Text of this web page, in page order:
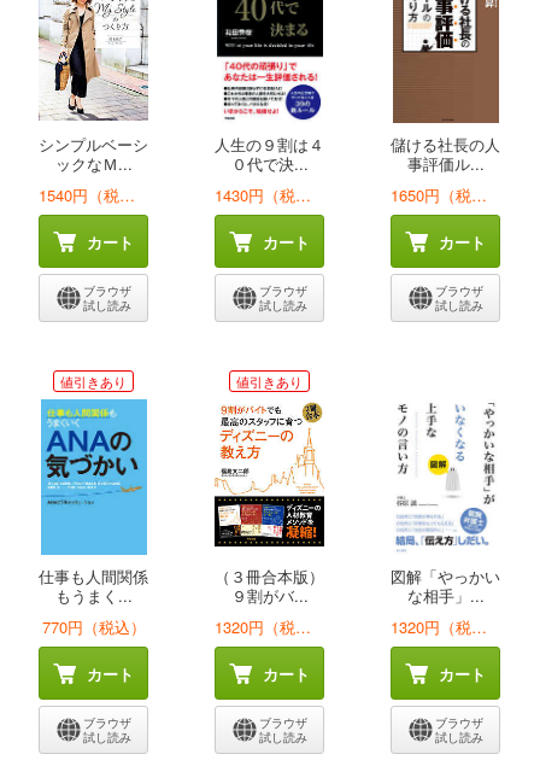
シンプルベーシ
ックなＭ...
1540円（税込）
カート
ブラウザ
試し読み
人生の９割は４
０代で決...
1430円（税込）
カート
ブラウザ
試し読み
儲ける社長の人
事評価ル...
1650円（税込）
カート
ブラウザ
試し読み
値引きあり
仕事も人間関係
もうまく...
770円（税込）
カート
ブラウザ
試し読み
値引きあり
（３冊合本版）
９割がバ...
1320円（税込）
カート
ブラウザ
試し読み
図解「やっかい
な相手」...
1320円（税込）
カート
ブラウザ
試し読み